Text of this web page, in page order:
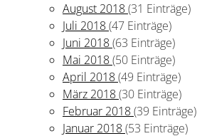
August 2018(31 Einträge)
Juli 2018(47 Einträge)
Juni 2018(63 Einträge)
Mai 2018(50 Einträge)
April 2018(49 Einträge)
März 2018(30 Einträge)
Februar 2018(39 Einträge)
Januar 2018(53 Einträge)